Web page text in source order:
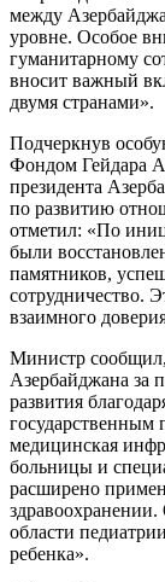
между
уровне. Особое
гуманитарному
вносит важный
двумя странами».
Подчеркнув
Фондом Гейдара
президента
по развитию
отметил: «По
были
памятников,
сотрудничество.
взаимного
Министр сообщил,
Азербайджана за
развития
государственным
медицинская
больницы и
расширено
области
ребенка».